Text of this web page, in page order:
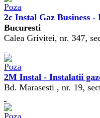
2c Instal Gaz Business
Bucuresti
Calea Grivitei, nr. 347,
2M Instal - Instalatii
Bd. Marasesti , nr. 19,